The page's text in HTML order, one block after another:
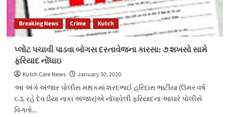
સંગીત
સંધ્યા
કાર્યક્રમો
યોજાશે…
Breaking News Crime Kutch
પ્લોટ પચાવી પાડવા બોગસ દસ્તાવેજના કારસા: ૭ શખસો સામે
ફરિયાદ નોંધાઇ
Kutch Care News
January 30, 2020
આ અંગે અંજાર પોલીસ મથકમાં શરદભાઈ હરિદાસ ભાટીયા (ઉંમર વર્ષ
૬૩, રહે દેવડીયા નાકા અંજાર)એ નોંધાવેલી ફરિયાદના આધારે પોલીસે
વિગતો...